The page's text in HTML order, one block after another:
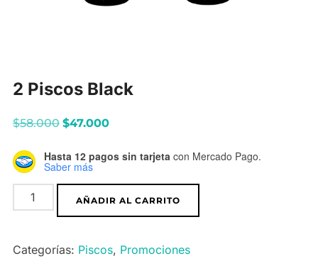
2 Piscos Black
$58.000 El
original
era:
$58.000.
$47.000El
actual
es:
$47.000.
Hasta 12 pagos sin tarjetacon Mercado Pago.
Saber más
Piscos
cantidad
AÑADIR AL CARRITO
Categorías: Piscos, Promociones